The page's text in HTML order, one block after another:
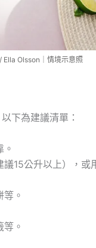
Ella Olsson｜情境示意照
下為建議清單：
15公升以上），或
。
。